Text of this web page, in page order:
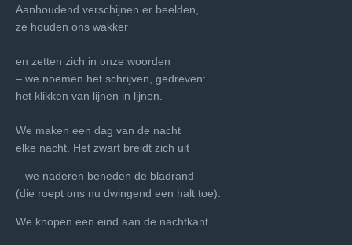
Aanhoudend verschijnen er beelden,
ze houden ons wakker
en zetten zich in onze woorden
– we noemen het schrijven, gedreven:
het klikken van lijnen in lijnen.
We maken een dag van de nacht
elke nacht. Het zwart breidt zich uit
– we naderen beneden de bladrand
(die roept ons nu dwingend een halt toe).
We knopen een eind aan de nachtkant.